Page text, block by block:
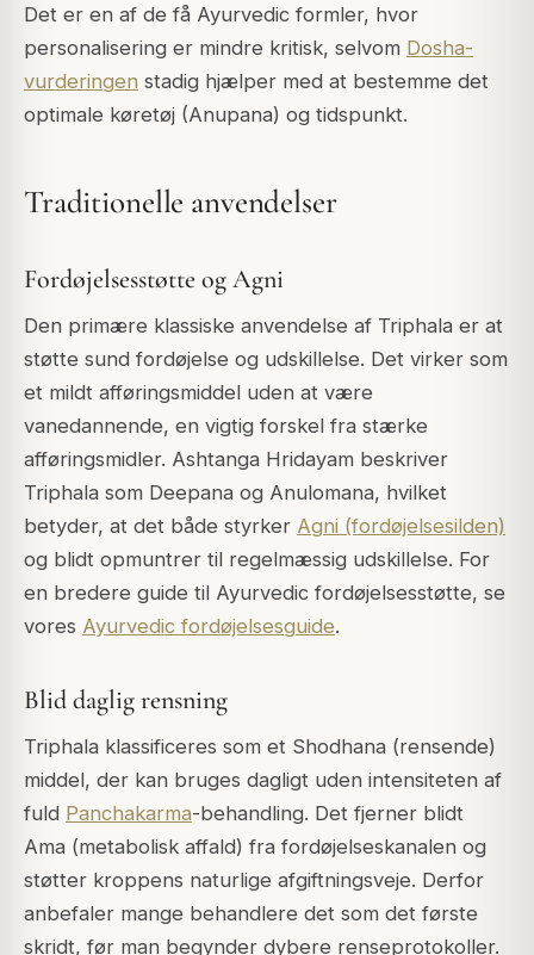
Det er en af de få Ayurvedic formler, hvor
personalisering er mindre kritisk, selvom Dosha-
vurderingen stadig hjælper med at bestemme det
optimale køretøj (Anupana) og tidspunkt.
Traditionelle anvendelser
Fordøjelsesstøtte og Agni
Den primære klassiske anvendelse af Triphala er at
støtte sund fordøjelse og udskillelse. Det virker som
et mildt afføringsmiddel uden at være
vanedannende, en vigtig forskel fra stærke
afføringsmidler. Ashtanga Hridayam beskriver
Triphala som Deepana og Anulomana, hvilket
betyder, at det både styrker Agni (fordøjelsesilden)
og blidt opmuntrer til regelmæssig udskillelse. For
en bredere guide til Ayurvedic fordøjelsesstøtte, se
vores Ayurvedic fordøjelsesguide.
Blid daglig rensning
Triphala klassificeres som et Shodhana (rensende)
middel, der kan bruges dagligt uden intensiteten af
fuld Panchakarma-behandling. Det fjerner blidt
Ama (metabolisk affald) fra fordøjelseskanalen og
støtter kroppens naturlige afgiftningsveje. Derfor
anbefaler mange behandlere det som det første
skridt, før man begynder dybere renseprotokoller.